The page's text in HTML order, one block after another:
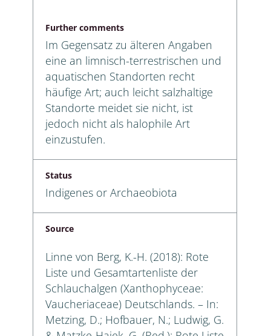
Further comments
Im Gegensatz zu älteren Angaben
eine an limnisch-terrestrischen und
aquatischen Standorten recht
häufige Art; auch leicht salzhaltige
Standorte meidet sie nicht, ist
jedoch nicht als halophile Art
einzustufen.
Status
Indigenes or Archaeobiota
Source
Linne von Berg, K.-H. (2018): Rote
Liste und Gesamtartenliste der
Schlauchalgen (Xanthophyceae:
Vaucheriaceae) Deutschlands. – In:
Metzing, D.; Hofbauer, N.; Ludwig, G.